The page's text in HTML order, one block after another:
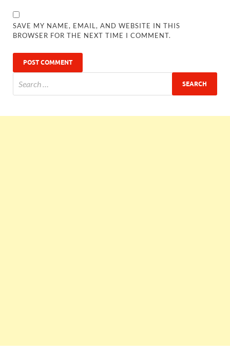
SAVE MY NAME, EMAIL, AND WEBSITE IN THIS
BROWSER FOR THE NEXT TIME I COMMENT.